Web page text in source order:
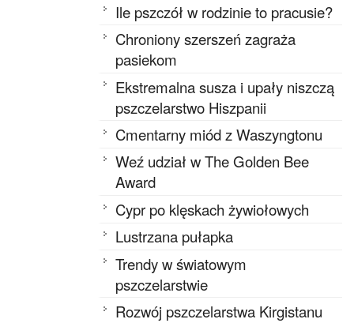
Ile pszczół w rodzinie to pracusie?
Chroniony szerszeń zagraża
pasiekom
Ekstremalna susza i upały niszczą
pszczelarstwo Hiszpanii
Cmentarny miód z Waszyngtonu
Weź udział w The Golden Bee
Award
Cypr po klęskach żywiołowych
Lustrzana pułapka
Trendy w światowym
pszczelarstwie
Rozwój pszczelarstwa Kirgistanu